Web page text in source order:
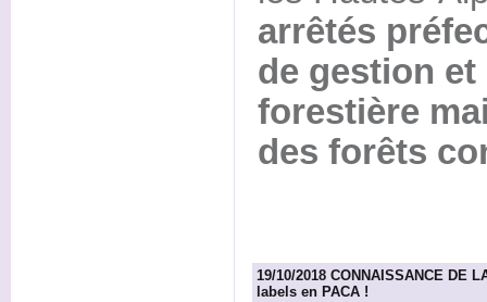
arrêtés
de gestion
forestière
des forêts
19/10/2018 CONNAISSANCE DE
labels en PACA !